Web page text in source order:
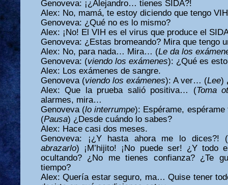
Genoveva: ¡¿Alejandro… tienes SIDA?!
Alex: No, mamá, te estoy diciendo que tengo
Genoveva: ¿Qué no es lo mismo?
Alex: ¡No! El VIH es el virus que produce el
Genoveva: ¿Estas bromeando? Mira que tengo
Alex: No, para nada… Mira… (Le da los
Genoveva: (viendo los exámenes): ¿Qué es
Alex: Los exámenes de sangre.
Genoveva (viendo los exámenes): A ver… (Lee)
Alex: Que la prueba salió positiva… (Toma
alarmes, mira…
Genoveva (lo interrumpe): Espérame,
(Pausa) ¿Desde cuándo lo sabes?
Alex: Hace casi dos meses.
Genoveva: ¡¿Y hasta ahora me lo dices?! (
abrazarlo) ¡M’hijito! ¡No puede ser! ¿Y todo
ocultando? ¿No me tienes confianza? ¿Te
tiempo?
Alex: Quería estar seguro, ma… Quise tener